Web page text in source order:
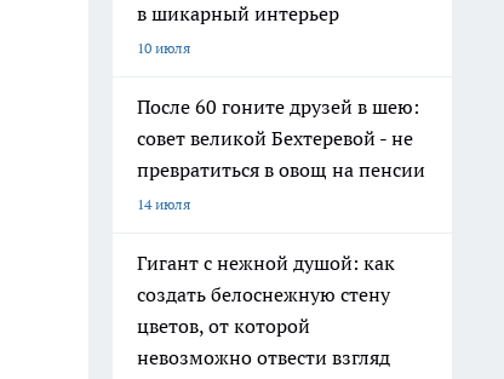
в шикарный интерьер
10 июля
После 60 гоните друзей в шею:
совет великой Бехтеревой - не
превратиться в овощ на пенсии
14 июля
Гигант с нежной душой: как
создать белоснежную стену
цветов, от которой
невозможно отвести взгляд